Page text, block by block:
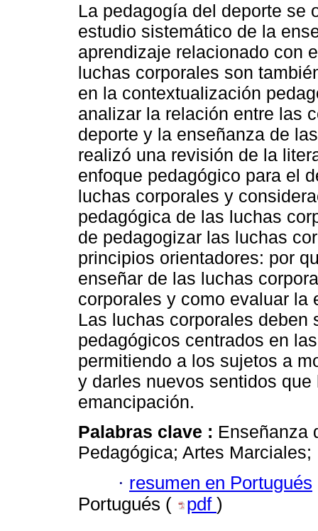
La pedagogía del deporte se
estudio sistemático de la
aprendizaje relacionado con
luchas corporales son
en la contextualización
analizar la relación entre las
deporte y la enseñanza de
realizó una revisión de la
enfoque pedagógico para el
luchas corporales y
pedagógica de las luchas
de pedagogizar las luchas
principios orientadores: por
enseñar de las luchas
corporales y como evaluar la
Las luchas corporales deben
pedagógicos centrados en
permitiendo a los sujetos a
y darles nuevos sentidos
emancipación.
Palabras clave : Enseñanza
Pedagógica; Artes
· resumen en Portugués
Portugués (
pdf )